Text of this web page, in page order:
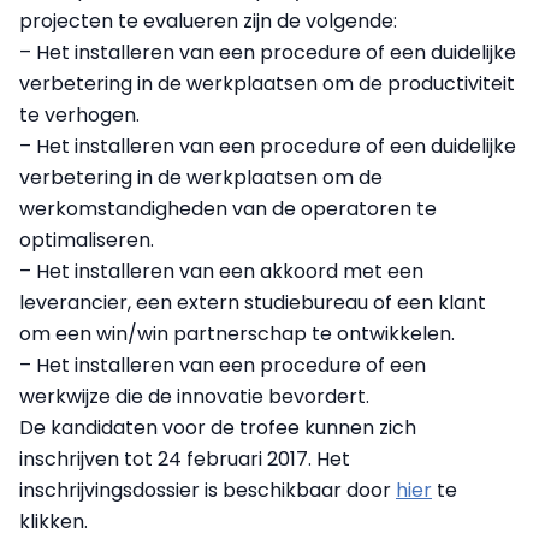
projecten te evalueren zijn de volgende:
– Het installeren van een procedure of een duidelijke
verbetering in de werkplaatsen om de productiviteit
te verhogen.
– Het installeren van een procedure of een duidelijke
verbetering in de werkplaatsen om de
werkomstandigheden van de operatoren te
optimaliseren.
– Het installeren van een akkoord met een
leverancier, een extern studiebureau of een klant
om een win/win partnerschap te ontwikkelen.
– Het installeren van een procedure of een
werkwijze die de innovatie bevordert.
De kandidaten voor de trofee kunnen zich
inschrijven tot 24 februari 2017. Het
inschrijvingsdossier is beschikbaar door hier te
klikken.